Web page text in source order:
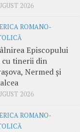
2026
ROMANO-
Episcopului
cu tinerii din
Nermed și
2026
ROMANO-